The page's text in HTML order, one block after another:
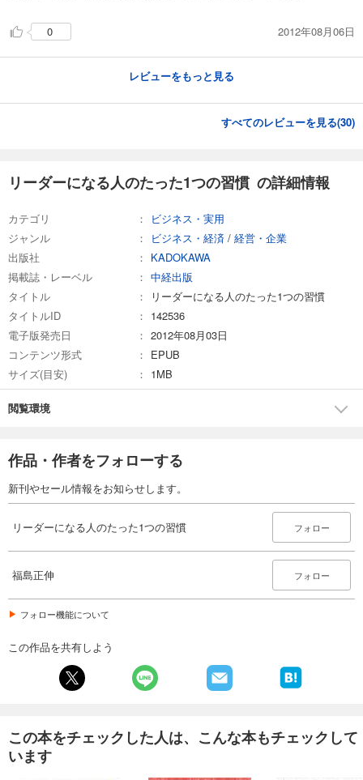
0 2012年08月06日
レビューをもっと見る
すべてのレビューを見る(30)
リーダーになる人のたった1つの習慣 の詳細情報
カテゴリ
ビジネス・実用
ジャンル
ビジネス・経済 / 経営・企業
出版社
KADOKAWA
掲載誌・レーベル
中経出版
タイトル
リーダーになる人のたった1つの習慣
タイトルID
142536
電子版発売日
2012年08月03日
コンテンツ形式
EPUB
サイズ(目安)
1MB
閲覧環境
作品・作者をフォローする
新刊やセール情報をお知らせします。
リーダーになる人のたった1つの習慣 フォロー
福島正伸 フォロー
フォロー機能について
この作品を共有しよう
この本をチェックした人は、こんな本もチェックして
います